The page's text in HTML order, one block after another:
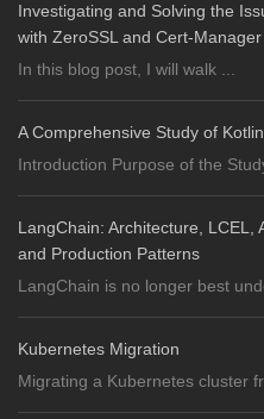
Investigating and Solving the
with ZeroSSL and Cert-Manager
In this blog post, I will walk ...
A Comprehensive Study of
Introduction Purpose of the
LangChain: Architecture, LCEL,
and Production Patterns
LangChain is no longer best
Kubernetes Migration
Migrating a Kubernetes cluster